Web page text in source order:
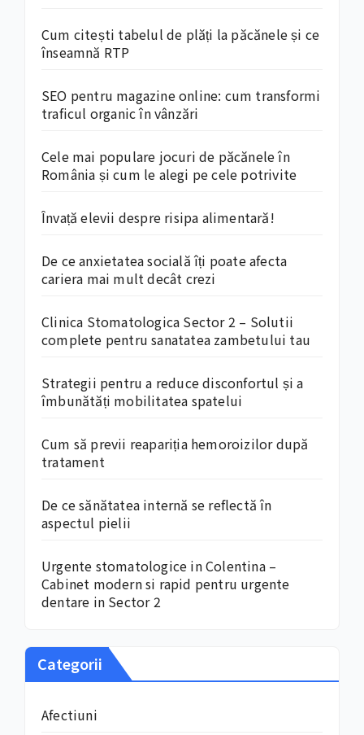
Cum citești tabelul de plăți la păcănele și ce
înseamnă RTP
SEO pentru magazine online: cum transformi
traficul organic în vânzări
Cele mai populare jocuri de păcănele în
România și cum le alegi pe cele potrivite
Învață elevii despre risipa alimentară!
De ce anxietatea socială îți poate afecta
cariera mai mult decât crezi
Clinica Stomatologica Sector 2 – Solutii
complete pentru sanatatea zambetului tau
Strategii pentru a reduce disconfortul și a
îmbunătăți mobilitatea spatelui
Cum să previi reapariția hemoroizilor după
tratament
De ce sănătatea internă se reflectă în
aspectul pielii
Urgente stomatologice in Colentina –
Cabinet modern si rapid pentru urgente
dentare in Sector 2
Categorii
Afectiuni